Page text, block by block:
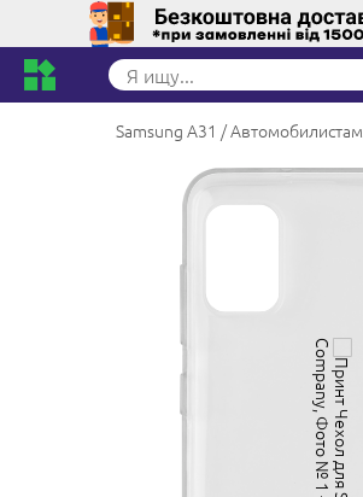
Samsung A31 Автомобилистам